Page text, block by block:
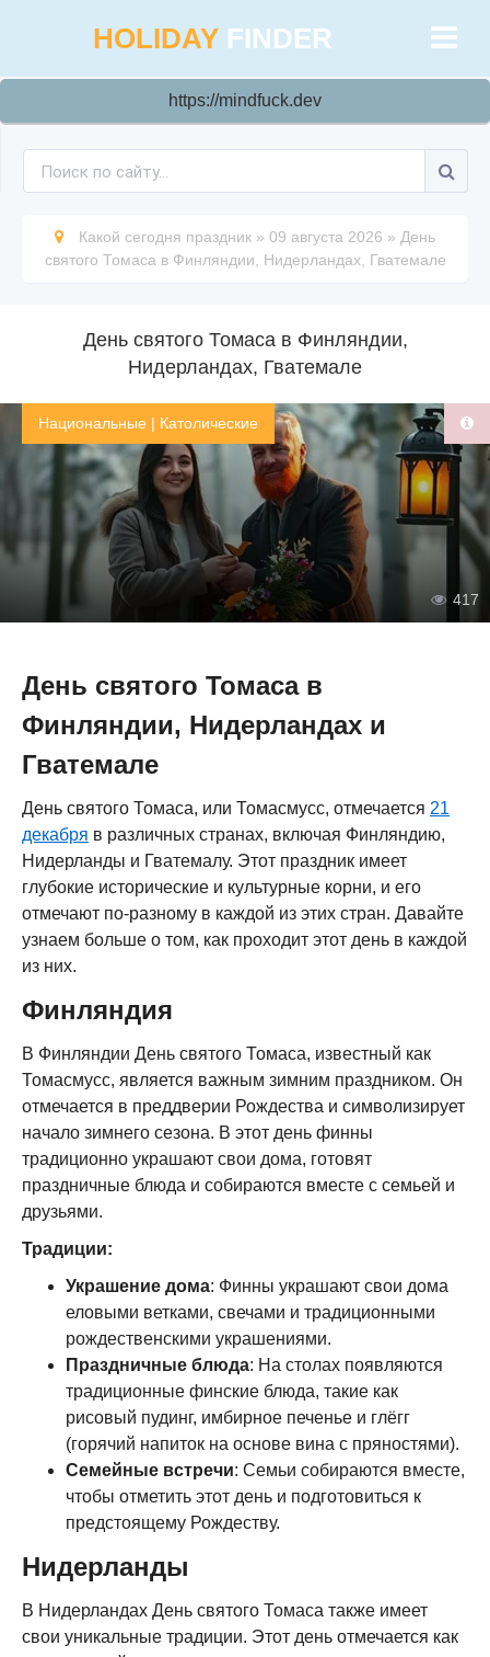
HOLIDAY FINDER
https://mindfuck.dev
Какой сегодня праздник » 09 августа 2026 » День
святого Томаса в Финляндии, Нидерландах, Гватемале
День святого Томаса в Финляндии,
Нидерландах, Гватемале
Национальные | Католические
417
День святого Томаса в
Финляндии, Нидерландах и
Гватемале
День святого Томаса, или Томасмусс, отмечается 21
декабря в различных странах, включая Финляндию,
Нидерланды и Гватемалу. Этот праздник имеет
глубокие исторические и культурные корни, и его
отмечают по-разному в каждой из этих стран. Давайте
узнаем больше о том, как проходит этот день в каждой
из них.
Финляндия
В Финляндии День святого Томаса, известный как
Томасмусс, является важным зимним праздником. Он
отмечается в преддверии Рождества и символизирует
начало зимнего сезона. В этот день финны
традиционно украшают свои дома, готовят
праздничные блюда и собираются вместе с семьей и
друзьями.
Традиции:
Украшение дома: Финны украшают свои дома
еловыми ветками, свечами и традиционными
рождественскими украшениями.
Праздничные блюда: На столах появляются
традиционные финские блюда, такие как
рисовый пудинг, имбирное печенье и глёгг
(горячий напиток на основе вина с пряностями).
Семейные встречи: Семьи собираются вместе,
чтобы отметить этот день и подготовиться к
предстоящему Рождеству.
Нидерланды
В Нидерландах День святого Томаса также имеет
свои уникальные традиции. Этот день отмечается как